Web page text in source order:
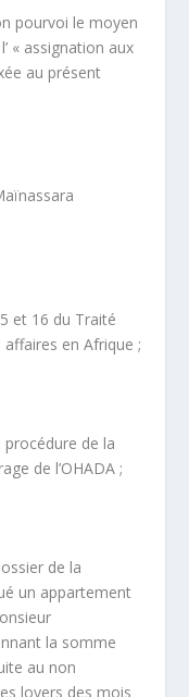
pourvoi le moyen
« assignation aux
au présent
et 16 du Traité
en Afrique ;
de la
de l’OHADA ;
de la
un appartement
la somme
au non
loyers des mois